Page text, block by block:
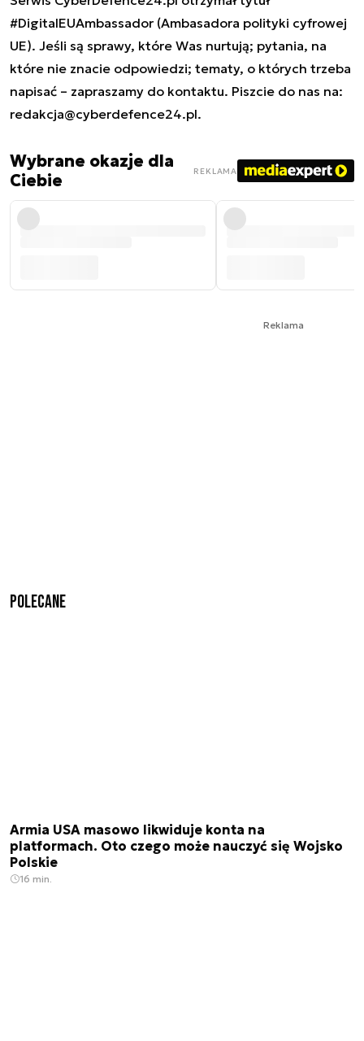
#DigitalEUAmbassador (Ambasadora polityki cyfrowej
UE). Jeśli są sprawy, które Was nurtują; pytania, na
które nie znacie odpowiedzi; tematy, o których trzeba
napisać – zapraszamy do kontaktu. Piszcie do nas na:
redakcja@cyberdefence24.pl.
Wybrane okazje dla
Ciebie
REKLAMA
Reklama
Polecane
Armia USA masowo likwiduje konta na
platformach. Oto czego może nauczyć się Wojsko
Polskie
16 min.